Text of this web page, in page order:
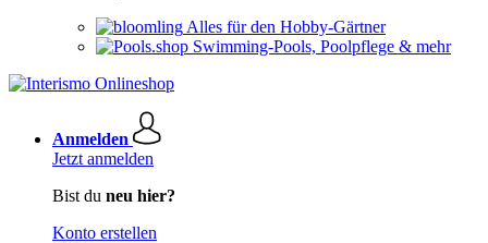
Alles für den Hobby-Gärtner
Swimming-Pools, Poolpflege & mehr
Anmelden
Jetzt anmelden
Bist du neu hier?
Konto erstellen